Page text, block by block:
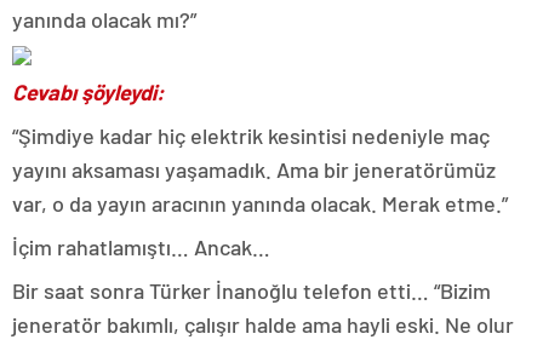
yanında olacak mı?”
Cevabı şöyleydi:
“Şimdiye kadar hiç elektrik kesintisi nedeniyle maç
yayını aksaması yaşamadık. Ama bir jeneratörümüz
var, o da yayın aracının yanında olacak. Merak etme.”
İçim rahatlamıştı… Ancak…
Bir saat sonra Türker İnanoğlu telefon etti… “Bizim
jeneratör bakımlı, çalışır halde ama hayli eski. Ne olur